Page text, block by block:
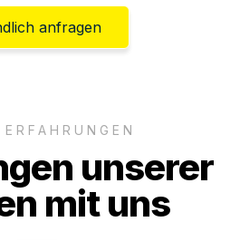
anfragen
unserer
mit uns